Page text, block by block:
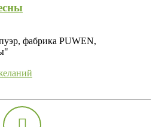
фабрика PUWEN,